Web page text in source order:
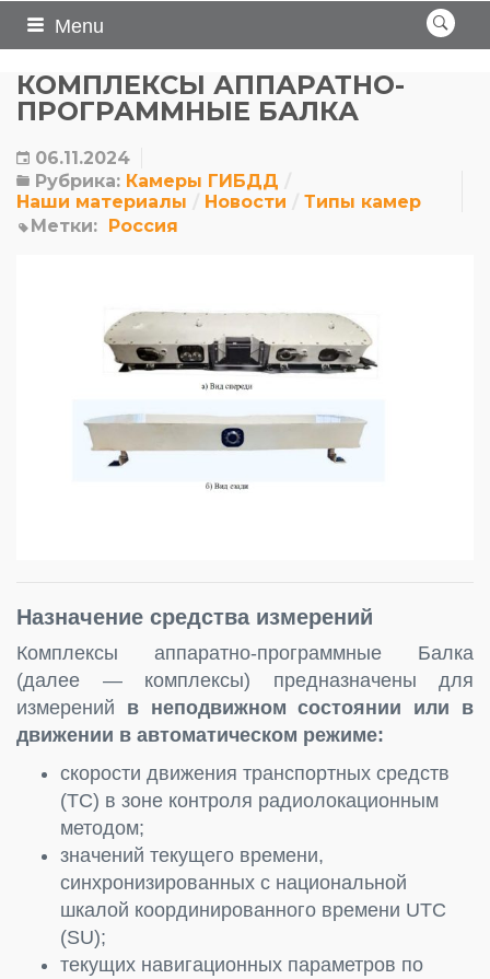
Menu
КОМПЛЕКСЫ АППАРАТНО-
ПРОГРАММНЫЕ БАЛКА
06.11.2024
Рубрика: Камеры ГИБДД
Наши материалы
Новости
Типы камер
Метки: Россия
Назначение средства измерений
Комплексы аппаратно-программные Балка
(далее — комплексы) предназначены для
измерений в неподвижном состоянии или в
движении в автоматическом режиме:
скорости движения транспортных средств
(ТС) в зоне контроля радиолокационным
методом;
значений текущего времени,
синхронизированных с национальной
шкалой координированного времени UTC
(SU);
текущих навигационных параметров по